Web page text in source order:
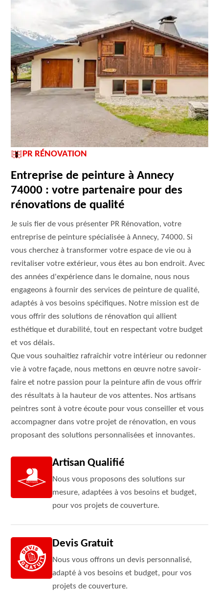
PR RÉNOVATION
Entreprise de peinture à Annecy
74000 : votre partenaire pour des
rénovations de qualité
Je suis fier de vous présenter PR Rénovation, votre
entreprise de peinture spécialisée à Annecy, 74000. Si
vous cherchez à transformer votre espace de vie ou à
revitaliser votre extérieur, vous êtes au bon endroit. Avec
des années d'expérience dans le domaine, nous nous
engageons à fournir des services de peinture de qualité,
adaptés à vos besoins spécifiques. Notre mission est de
vous offrir des solutions de rénovation qui allient
esthétique et durabilité, tout en respectant votre budget
et vos délais.
Que vous souhaitiez rafraîchir votre intérieur ou redonner
vie à votre façade, nous mettons en œuvre notre savoir-
faire et notre passion pour la peinture afin de vous offrir
des résultats à la hauteur de vos attentes. Nos artisans
peintres sont à votre écoute pour vous conseiller et vous
accompagner dans votre projet de rénovation, en vous
proposant des solutions personnalisées et innovantes.
Artisan Qualifié
Nous vous proposons des solutions sur
mesure, adaptées à vos besoins et budget,
pour vos projets de couverture.
Devis Gratuit
Nous vous offrons un devis personnalisé,
adapté à vos besoins et budget, pour vos
projets de couverture.